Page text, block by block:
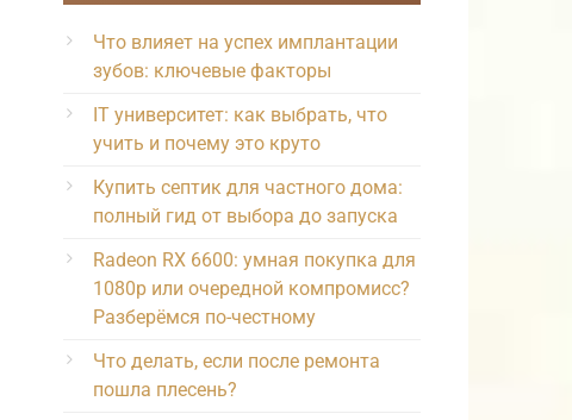
Что влияет на успех имплантации
зубов: ключевые факторы
IT университет: как выбрать, что
учить и почему это круто
Купить септик для частного дома:
полный гид от выбора до запуска
Radeon RX 6600: умная покупка для
1080p или очередной компромисс?
Разберёмся по-честному
Что делать, если после ремонта
пошла плесень?